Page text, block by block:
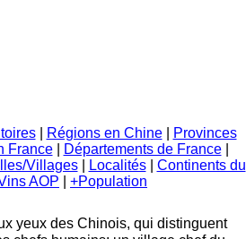
| Régions en Chine|
Provinces
France| Départements de France|
Villages| Localités| Continents du
AOP +Population
yeux des Chinois, qui distinguent